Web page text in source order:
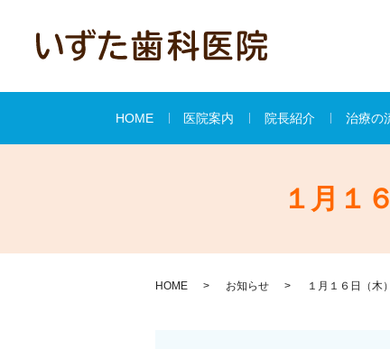
HOME 医院案内 院長紹介 治療の
１月１
HOME お知らせ １月１６日（木